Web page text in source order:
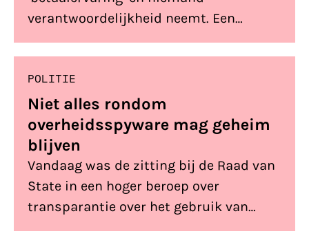
verantwoordelijkheid neemt. Een
inkijkje bij dataverzamelaars in de
schuldenindustrie.
POLITIE
Niet alles rondom
overheidsspyware mag geheim
blijven
Vandaag was de zitting bij de Raad van
State in een hoger beroep over
transparantie over het gebruik van
spyware door de politie.